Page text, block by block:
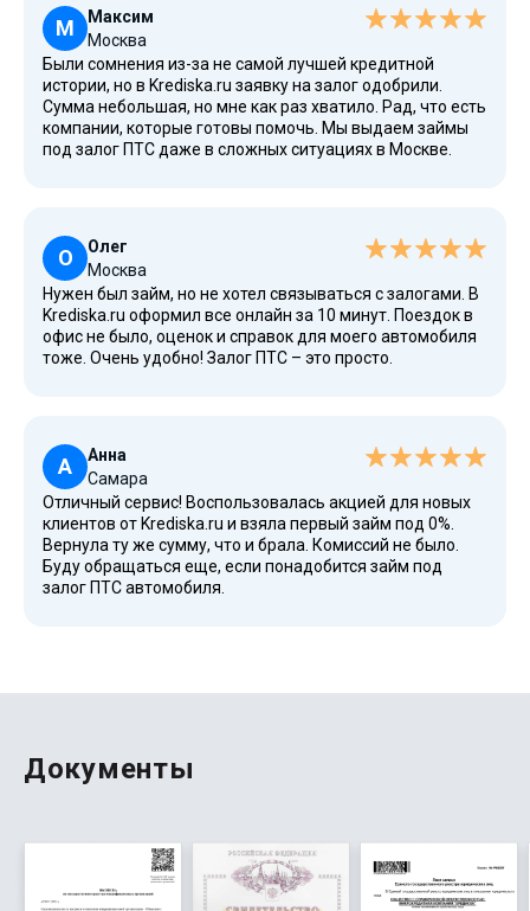
М
Максим
Москва
Были сомнения из-за не самой лучшей кредитной
истории, но в Krediska.ru заявку на залог одобрили.
Сумма небольшая, но мне как раз хватило. Рад, что есть
компании, которые готовы помочь. Мы выдаем займы
под залог ПТС даже в сложных ситуациях в Москве.
О
Олег
Москва
Нужен был займ, но не хотел связываться с залогами. В
Krediska.ru оформил все онлайн за 10 минут. Поездок в
офис не было, оценок и справок для моего автомобиля
тоже. Очень удобно! Залог ПТС – это просто.
А
Анна
Самара
Отличный сервис! Воспользовалась акцией для новых
клиентов от Krediska.ru и взяла первый займ под 0%.
Вернула ту же сумму, что и брала. Комиссий не было.
Буду обращаться еще, если понадобится займ под
залог ПТС автомобиля.
Документы